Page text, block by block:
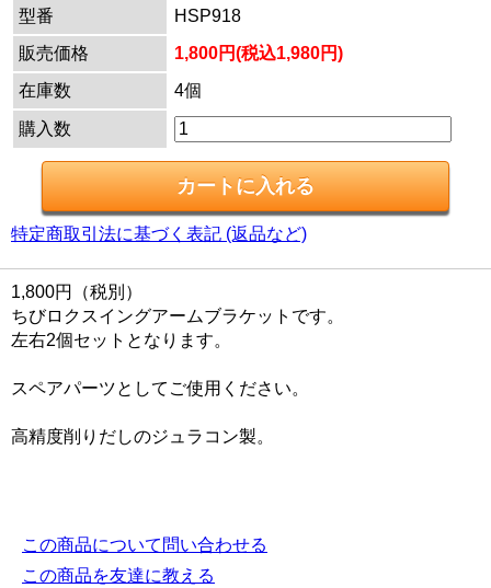
型番
HSP918
販売価格
1,800円(税込1,980円)
在庫数
4個
購入数
特定商取引法に基づく表記 (返品など)
1,800円（税別）
ちびロクスイングアームブラケットです。
左右2個セットとなります。
スペアパーツとしてご使用ください。
高精度削りだしのジュラコン製。
この商品について問い合わせる
この商品を友達に教える